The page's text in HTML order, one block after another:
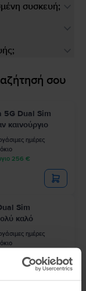
συσκευή;
σου
5G Dual Sim
καινούργιο
ημέρες
256 €
Sim
καλό
ημέρες